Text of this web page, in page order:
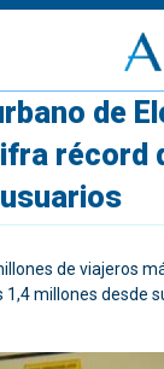
de
récord
de viajeros
1,4 millones desde